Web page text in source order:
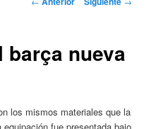
nueva
los mismos materiales que la
fue presentada bajo